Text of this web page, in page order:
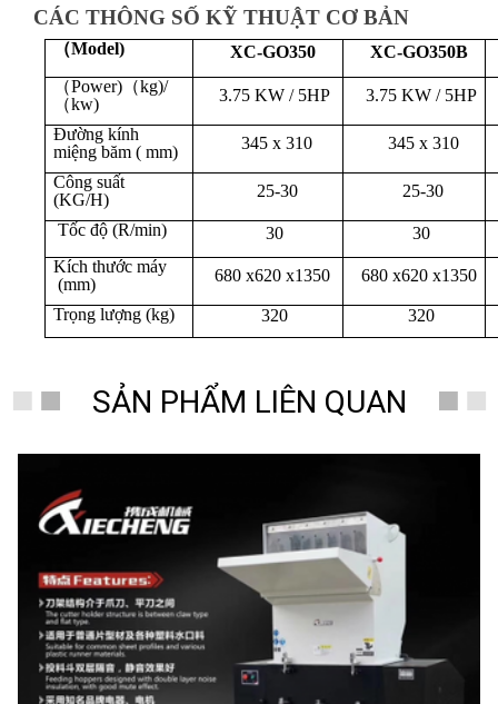
CÁC THÔNG SỐ KỸ THUẬT CƠ BẢN
（Model) XC-GO350
XC-GO350B
（Power)（kg)/
（kw)
3.75 KW / 5HP 3.75 KW / 5HP
Đường kính
miệng băm ( mm)
345 x 310 345 x 310
Công suất
(KG/H)
25-30 25-30
Tốc độ (R/min) 30
30
Kích thước máy
(mm)
680 x620 x1350 680 x620 x1350
Trọng lượng(kg) 320 320
SẢN PHẨM LIÊN QUAN